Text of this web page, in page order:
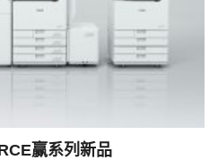
赢系列新品